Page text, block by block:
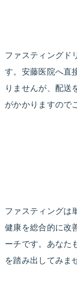
ファスティングド
す。安藤医院へ直
りませんが、配送
がかかりますので
ファスティングは
健康を総合的に改
ーチです。あなた
を踏み出してみま